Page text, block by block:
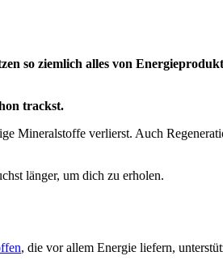
so ziemlich alles von
trackst.
Mineralstoffe verlierst. Auch
länger, um dich zu erholen.
, die vor allem Energie liefern,